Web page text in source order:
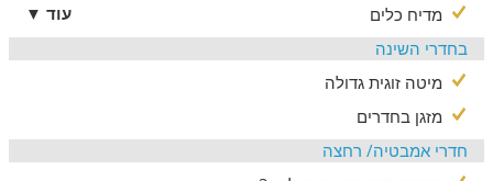
מדיח כלים
עוד ▼
בחדרי השינה
מיטה זוגית גדולה
מזגן בחדרים
חדרי אמבטיה/ רחצה